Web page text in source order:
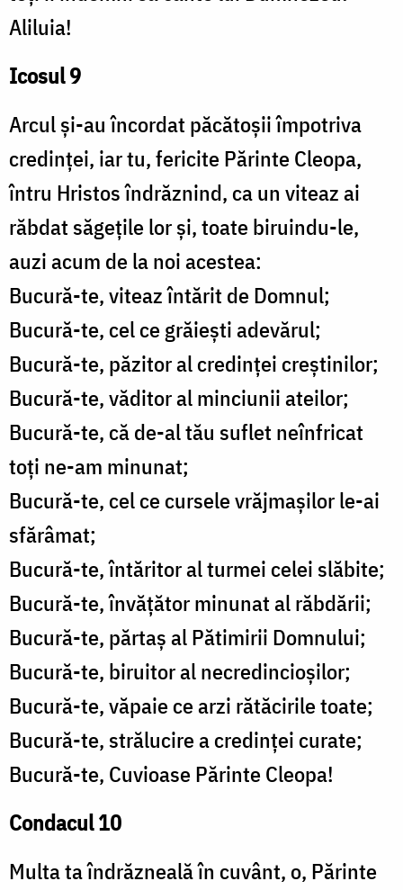
Aliluia!
Icosul 9
Arcul și-au încordat păcătoșii împotriva
credinței, iar tu, fericite Părinte Cleopa,
întru Hristos îndrăznind, ca un viteaz ai
răbdat săgețile lor și, toate biruindu-le,
auzi acum de la noi acestea:
Bucură-te, viteaz întărit de Domnul;
Bucură-te, cel ce grăiești adevărul;
Bucură-te, păzitor al credinței creștinilor;
Bucură-te, văditor al minciunii ateilor;
Bucură-te, că de-al tău suflet neînfricat
toți ne-am minunat;
Bucură-te, cel ce cursele vrăjmașilor le-ai
sfărâmat;
Bucură-te, întăritor al turmei celei slăbite;
Bucură-te, învățător minunat al răbdării;
Bucură-te, părtaș al Pătimirii Domnului;
Bucură-te, biruitor al necredincioșilor;
Bucură-te, văpaie ce arzi rătăcirile toate;
Bucură-te, strălucire a credinței curate;
Bucură-te, Cuvioase Părinte Cleopa!
Condacul 10
Multa ta îndrăzneală în cuvânt, o, Părinte